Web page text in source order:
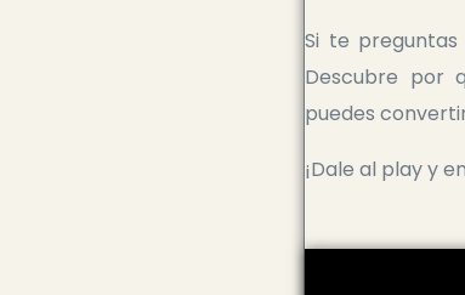
Si te
Descubre por
puedes
¡Dale al play y